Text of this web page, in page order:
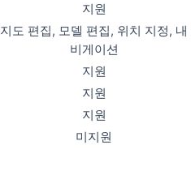
지원
지도 편집, 모델 편집, 위치 지정, 내
비게이션
지원
지원
지원
미지원